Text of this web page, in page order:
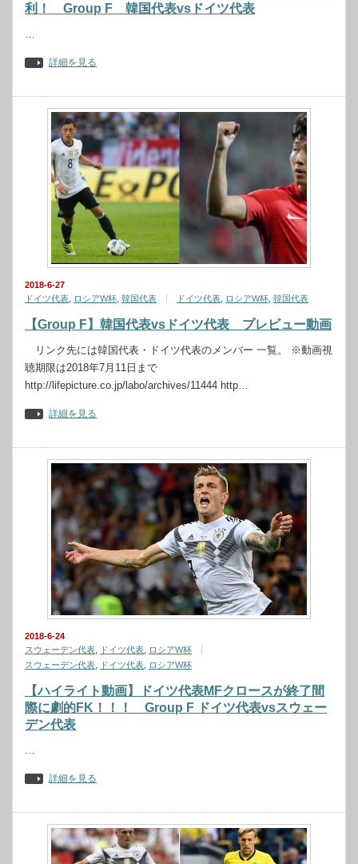
利！ Group F 韓国代表vsドイツ代表
…
詳細を見る
2018-6-27
ドイツ代表
ロシアW杯 韓国代表 ドイツ代表 ロシアW杯 韓国代表
【Group F】韓国代表vsドイツ代表 プレビュー動画
リンク先には韓国代表・ドイツ代表のメンバー 一覧。 ※動画視
聴期限は2018年7月11日まで
http://lifepicture.co.jp/labo/archives/11444 http…
詳細を見る
2018-6-24
スウェーデン代表
ドイツ代表
ロシアW杯
スウェーデン代表
ドイツ代表 ロシアW杯
【ハイライト動画】ドイツ代表MFクロースが終了間
際に劇的FK！！！ Group F ドイツ代表vsスウェー
デン代表
…
詳細を見る